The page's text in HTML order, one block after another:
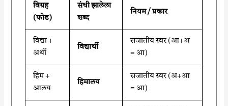
विग्रह
(फोड)
संधी झालेला
शब्द
नियम / प्रकार
विद्या +
अर्थी
विद्यार्थी
सजातीय स्वर (आ+अ
= आ)
हिम +
आलय
हिमालय
सजातीय स्वर (अ+आ
= आ)